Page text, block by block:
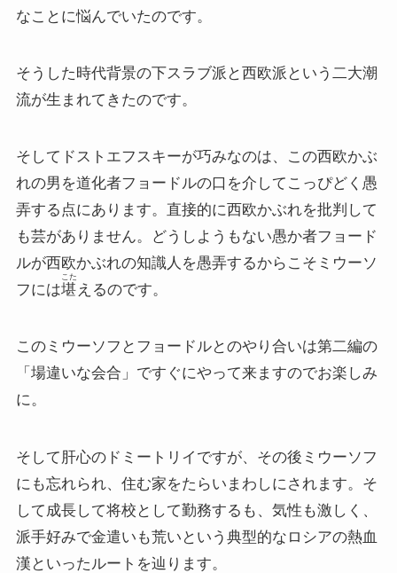
ブログ筆者イチオシの作家エミール・ゾラ
イギリスの文豪ディケンズ
ドイツの大詩人ゲーテを味わう
カフカの街プラハとチェコ文学
ローマ帝国の興亡とバチカン、ローマカトリック
イタリアルネサンスと知の革命
なことに悩んでいたのです。
そうした時代背景の下スラブ派と西欧派という二大潮
流が生まれてきたのです。
そしてドストエフスキーが巧みなのは、この西欧かぶ
れの男を道化者フョードルの口を介してこっぴどく愚
弄する点にあります。直接的に西欧かぶれを批判して
も芸がありません。どうしようもない愚か者フョード
ルが西欧かぶれの知識人を愚弄するからこそミウーソ
フには堪
こた
えるのです。
このミウーソフとフョードルとのやり合いは第二編の
「場違いな会合」ですぐにやって来ますのでお楽しみ
に。
そして肝心のドミートリイですが、その後ミウーソフ
にも忘れられ、住む家をたらいまわしにされます。そ
して成長して将校として勤務するも、気性も激しく、
派手好みで金遣いも荒いという典型的なロシアの熱血
漢といったルートを辿ります。